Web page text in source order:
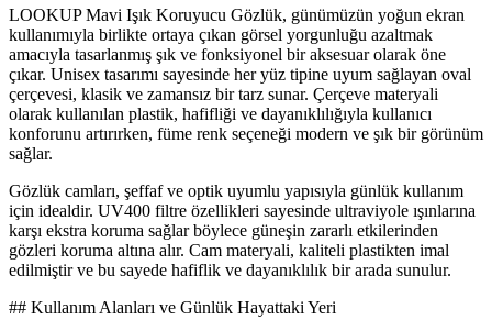
LOOKUP Mavi Işık Koruyucu Gözlük, günümüzün yoğun ekran
kullanımıyla birlikte ortaya çıkan görsel yorgunluğu azaltmak
amacıyla tasarlanmış şık ve fonksiyonel bir aksesuar olarak öne
çıkar. Unisex tasarımı sayesinde her yüz tipine uyum sağlayan oval
çerçevesi, klasik ve zamansız bir tarz sunar. Çerçeve materyali
olarak kullanılan plastik, hafifliği ve dayanıklılığıyla kullanıcı
konforunu artırırken, füme renk seçeneği modern ve şık bir görünüm
sağlar.
Gözlük camları, şeffaf ve optik uyumlu yapısıyla günlük kullanım
için idealdir. UV400 filtre özellikleri sayesinde ultraviyole ışınlarına
karşı ekstra koruma sağlar böylece güneşin zararlı etkilerinden
gözleri koruma altına alır. Cam materyali, kaliteli plastikten imal
edilmiştir ve bu sayede hafiflik ve dayanıklılık bir arada sunulur.
## Kullanım Alanları ve Günlük Hayattaki Yeri